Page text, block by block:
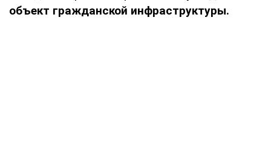
объект гражданской инфраструктуры.